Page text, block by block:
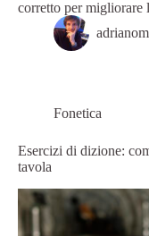
corretto per migliorare
Fonetica
Esercizi di dizione:
tavola